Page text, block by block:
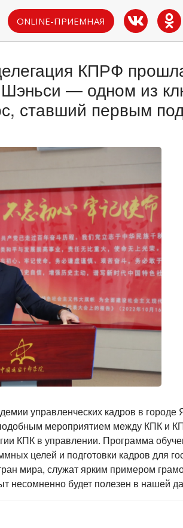
ONLINE-ПРИЕМНАЯ
КПРФ
Шэньси — одном из
ставший первым
управленческих кадров в
мероприятием между КПК и
КПК в управлении. Программа
целей и подготовки кадров для
мира, служат ярким примером
несомненно будет полезен в нашей